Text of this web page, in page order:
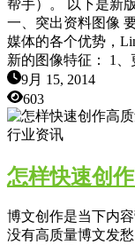
帮手）。 以下是新
一、突出资料图像
媒体的各个优势，
新的图像特征： 1
9月 15, 2014
603
行业资讯
怎样快速创
博文创作是当下内
没有高质量博文发